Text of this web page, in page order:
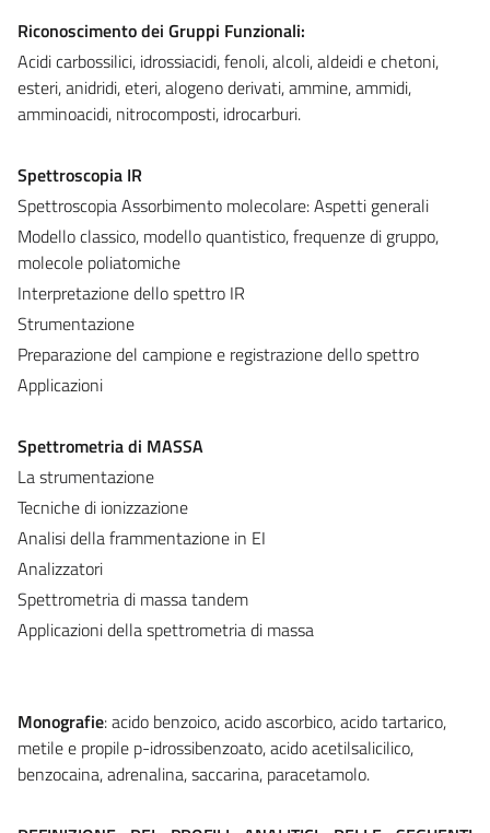
Riconoscimento dei Gruppi Funzionali:
Acidi carbossilici, idrossiacidi, fenoli, alcoli, aldeidi e chetoni,
esteri, anidridi, eteri, alogeno derivati, ammine, ammidi,
amminoacidi, nitrocomposti, idrocarburi.
Spettroscopia IR
SpettroscopiaAssorbimento molecolare: Aspetti generali
Modello classico, modello quantistico, frequenze di gruppo,
molecole poliatomiche
Interpretazione dello spettro IR
Strumentazione
Preparazione del campione e registrazione dello spettro
Applicazioni
Spettrometria di MASSA
La strumentazione
Tecniche di ionizzazione
Analisi della frammentazione in EI
Analizzatori
Spettrometria di massa tandem
Applicazioni della spettrometria di massa
Monografie: acido benzoico, acido ascorbico, acido tartarico,
metile e propile p-idrossibenzoato, acido acetilsalicilico,
benzocaina, adrenalina, saccarina, paracetamolo.